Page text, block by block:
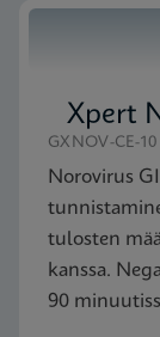
FINXpert
GXNOV-CE-10
Norovirus
tulosten
kanssa.
90